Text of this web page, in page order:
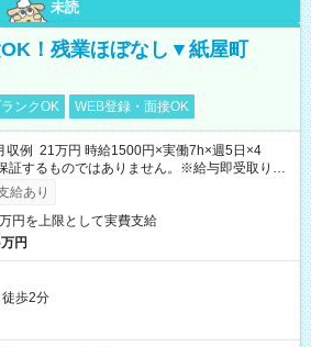
未読
！残業ほぼなし▼紙屋町
ンクOK WEB登録・面接OK
例 21万円 時給1500円×実働7h×週5日×4
するものではありません。※給与即受取りサ
用条件有）
給あり
円を上限として実費支給
円
歩2分